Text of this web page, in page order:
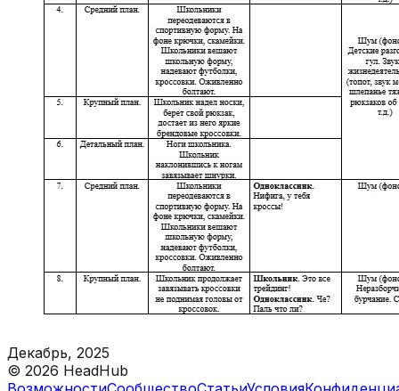
Декабрь, 2025
© 2026 HeadHub